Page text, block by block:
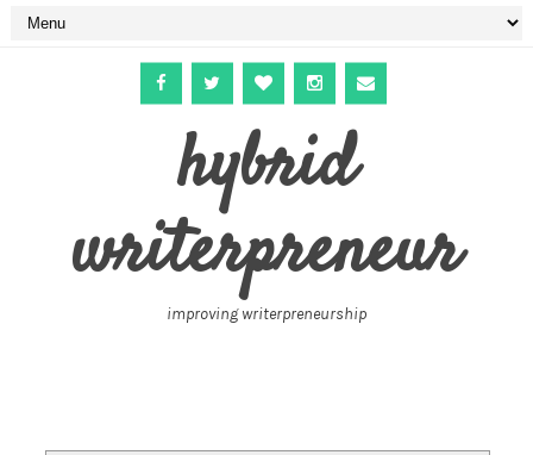
hybrid
writerpreneur
improving writerpreneurship